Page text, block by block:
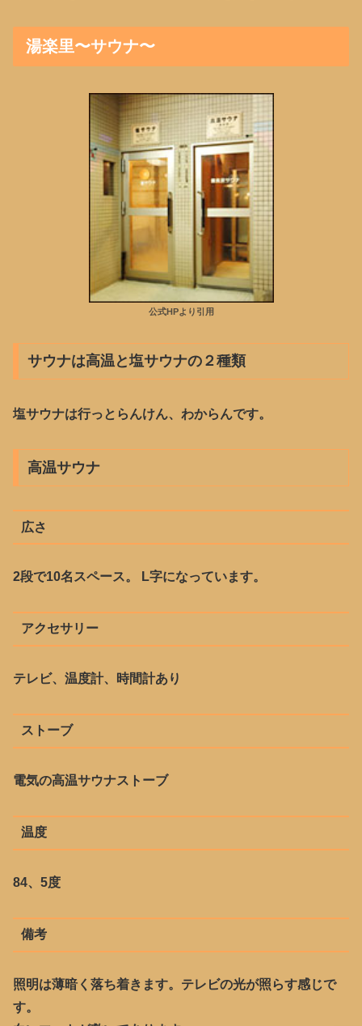
湯楽里〜サウナ〜
公式HPより引用
サウナは高温と塩サウナの２種類
塩サウナは行っとらんけん、わからんです。
高温サウナ
広さ
2段で10名スペース。 L字になっています。
アクセサリー
テレビ、温度計、時間計あり
ストーブ
電気の高温サウナストーブ
温度
84、5度
備考
照明は薄暗く落ち着きます。テレビの光が照らす感じで
す。